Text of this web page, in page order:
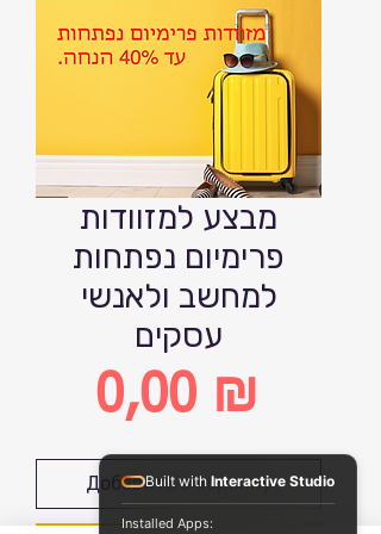
מבצע למזוודות
פרימיום נפתחות
למחשב ולאנשי
עסקים
0,00 ₪
Цена
Добавить в корзину
Built with Interactive Studio
Installed Apps: